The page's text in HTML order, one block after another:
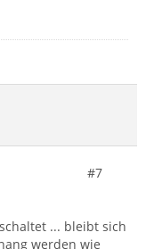
#7
... bleibt sich
werden wie